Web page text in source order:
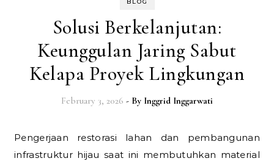
Solusi Berkelanjutan:
Keunggulan Jaring Sabut
Kelapa Proyek Lingkungan
February 3, 2026 - By Inggrid Inggarwati
Pengerjaan restorasi lahan dan pembangunan
infrastruktur hijau saat ini membutuhkan material